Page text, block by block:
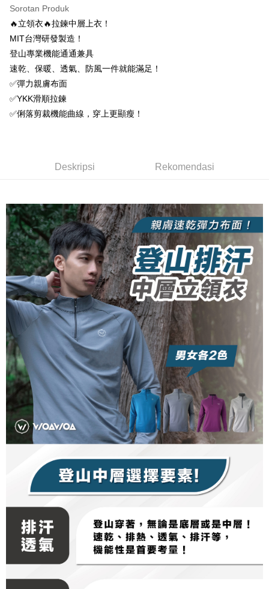
Bank
Bank Cathay United
Taiwan Business Bank
HSBC Bank (Taiwan)
Limited
Hwatai Bank
Union Bank of Taiwan
Yuanta Commercial Bank
Bank SinoPac
Syarikat Kad Kredit
Savings Bank
Bank Cathay United
Taiwan Business Bank
HSBC Bank (Taiwan) Limited
Hwatai Bank
Yuanta Commercial Bank
Bank Komersial E.SUN
Bank Antarabangsa Taishin
Hua Nan Commercial
Bank
The Shanghai
Commercial & Savings
Bank
Bank Cathay United
Mega International
Taiwan Business Bank
HSBC Bank (Taiwan)
Hwatai Bank
Yuanta Commercial Bank
Bank SinoPac
Taishin
Syarikat Kad Kredit
Rakuten Taiwan
ansuran
Taiwan Cooperative Bank
Hua Nan Commercial Bank
The Shanghai Commercial &
Savings Bank
Mega International Commercial
Bank
Taiwan Business Bank
Taichung Commercial Bank
Hwatai Bank
Bank CTBC
Syarikat Kad Kredit Rakuten
Pengambilan di Kedai Serbaneka
LINE Pay
Apple Pay
Easy Wallet
OP Pay Later
Perkhidmatan ini disediakan oleh Taiwan Mobile dan tersedia untuk
akan mengarahkan anda secara automatik ke proses transaksi OP Pay
Later selepas pesanan dibuat. Anda perlu mengesahkan nombor telefon
mudah alih anda, memilih bilangan ansuran, dan menetapkan tarikh
akhir pembayaran. Transaksi akan dianggap selesai setelah pembayaran
disahkan.
Had kredit yang diluluskan, tempoh ansuran yang tersedia, dan yuran
yang dikenakan adalah tertakluk kepada maklumat yang dinyatakan
pada halaman pengesahan transaksi seterusnya.
Jika transaksi tidak disahkan dalam masa 30 minit selepas pesanan
dibuat, atau jika permohonan gagal dalam proses semakan, pesanan
akan dibatalkan secara automatik. Jika permohonan gagal pada
peringkat "semakan manual", ini bermakna kriteria pemarkahan sistem
tidak dipenuhi; butiran penilaian khusus tidak akan didedahkan.
[Arahan Pembayaran]
Pembayaran ansuran melalui OP Pay Later akan dibilkan secara
berasingan dan tidak termasuk dalam bil telekom anda. SMS peringatan
pembayaran akan dihantar selepas kitaran bil bulanan.
menyelesaikan pembayaran anda melalui salah satu saluran berikut: kod
bar kedai serbaneka, kedai runcit Taiwan Mobile, pemindahan bank,
JKOPay, atau iPASS MONEY.
Perkhidmatan ini disediakan oleh Taiwan Mobile Co., Ltd. (“Syarikat”),
yang membolehkan pelanggan membeli barangan atau perkhidmatan
melalui perkhidmatan ini pada masa transaksi. Hasil daripada pembelian
atau pembayaran ansuran akan dipindahkan oleh peniaga kepada
Syarikat, dan pelanggan hendaklah membuat pembayaran mengikut
perjanjian menggunakan sistem bil Syarikat.
pengesahan AFTEE akan muncul.
2. Anda boleh meneruskan pembayaran selepas pengesahan SMS.
3. Tiada bayaran diperlukan apabila pesanan disahkan. Produk akan
dihantar ke alamat yang ditetapkan.
4. Setelah pesanan disahkan, anda akan menerima SMS pembayaran
manakala ahli aplikasi akan menerima pemberitahuan tolak aplikasi
AFTEE.
5. Tiada bayaran diperlukan apabila anda menerima produk. Sila buat
pembayaran di empat kedai serbaneka utama, ATM atau perbankan
dalam talian dengan SMS pembayaran atau pemberitahuan tolak aplikasi
AFTEE.
Sila ambil perhatian bahawa tempoh pembayaran adalah 14 hari. Walau
bagaimanapun, bagi mereka yang telah memuat turun Aplikasi AFTEE
dan mendaftar sebagai ahli AFTEE boleh menikmati tempoh pembayaran
sehingga 45 hari.
Tempoh pembayaran dikira dari masa kedai meminta pembayaran anda,
ditambah dengan bilangan hari yang boleh dilanjutkan oleh AFTEE. Anda
boleh melanjutkan tempoh pembayaran anda sebelum anda menerima
pesanan. Walau bagaimanapun, tiada jaminan bahawa anda boleh
menerima pesanan anda semasa tempoh pembayaran (cth.: produk
prapesanan atau produk yang mungkin mengambil masa yang lebih
kepada AFTEE dalam tempoh sama ada anda menerima pesanan.
Kedua, Sekatan Pembayaran
1. Jumlah yang diperakui untuk pengguna kali pertama boleh sehingga
NT$10,000. Amaun diperakui sebenar yang diluluskan akan berdasarkan
keputusan pensijilan dan semakan oleh AFTEE.
2. Amaun perbelanjaan minimum mestilah lebih besar daripada NT$20.
3. Pada masa ini hanya tersedia untuk ahli Taiwan.
Ketiga, Syarat Perkhidmatan
Taiwan, Inc. dan AFTEE akan membuat bil kepada pengguna. AFTEE
Pilihan Penghantaran
全家取貨付款
NT$100/pesanan | Penghantaran percuma untuk pesanan
NT$1,000 atau lebih
付款後全家取貨
NT$100/pesanan | Penghantaran percuma untuk pesanan
NT$1,000 atau lebih
7-11取貨付款
NT$100/pesanan | Penghantaran percuma untuk pesanan
NT$1,000 atau lebih
付款後7-11取貨
NT$100/pesanan | Penghantaran percuma untuk pesanan
NT$1,000 atau lebih
NT$100/pesanan | Penghantaran percuma untuk pesanan
NT$1,000 atau lebih
順豐
Sorotan Produk
🔥立領衣🔥拉鍊中層上衣！
MIT台灣研發製造！
登山專業機能通通兼具
速乾、保暖、透氣、防風一件就能滿足！
✅彈力親膚布面
✅YKK滑順拉鍊
✅俐落剪裁機能曲線，穿上更顯瘦！
Deskripsi Rekomendasi